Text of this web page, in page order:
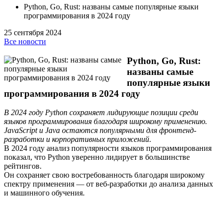
Python, Go, Rust: названы самые популярные языки
программирования в 2024 году
25 сентября 2024
Все новости
Python, Go, Rust:
названы самые
популярные языки
программирования в 2024 году
В 2024 году Python сохраняет лидирующие позиции среди
языков программирования благодаря широкому применению.
JavaScript и Java остаются популярными для фронтенд-
разработки и корпоративных приложений.
В 2024 году анализ популярности языков программирования
показал, что Python уверенно лидирует в большинстве
рейтингов.
Он сохраняет свою востребованность благодаря широкому
спектру применения — от веб-разработки до анализа данных
и машинного обучения.